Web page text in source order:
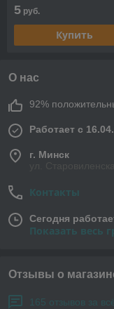
5 руб.
Купить
О нас
92%
Работает с
г. Минск
Контакты
Сегодня
Показать весь
Отзывы о
165 отзывов за